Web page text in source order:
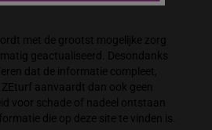
met de grootst mogelijke zorg
geactualiseerd. Desondanks
dat de informatie compleet,
aanvaardt dan ook geen
voor schade of nadeel ontstaan
die op deze site te vinden is.